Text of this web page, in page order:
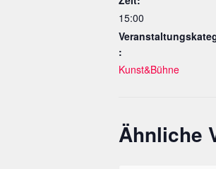
15:00
:
Kunst&Bühne
Ähnliche